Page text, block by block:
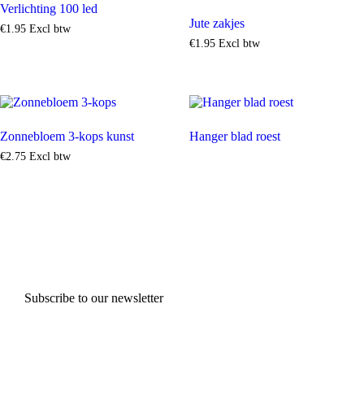
Verlichting 100 led
€1.95 Excl btw Jute zakjes
€1.95 Excl btw
Zonnebloem 3-kops kunst
€2.75 Excl btw
Hanger blad roest
Subscribe to our newsletter